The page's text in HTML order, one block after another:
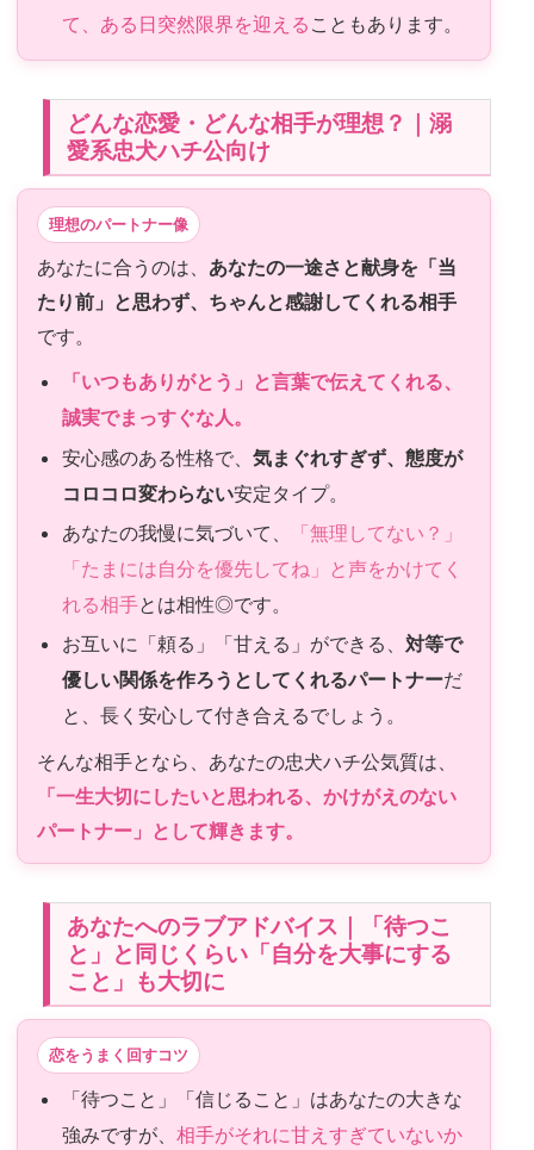
て、ある日突然限界を迎える こともあります。
どんな恋愛・どんな相手が理想？｜溺
愛系忠犬ハチ公向け
理想のパートナー像
あなたに合うのは、 あなたの一途さと献身を「当
たり前」と思わず、ちゃんと感謝してくれる相手
です。
「いつもありがとう」と言葉で伝えてくれる、
誠実でまっすぐな人。
安心感のある性格で、気まぐれすぎず、態度が
コロコロ変わらない安定タイプ。
あなたの我慢に気づいて、
「無理してない？」
「たまには自分を優先してね」と声をかけてく
れる相手とは相性◎です。
お互いに「頼る」「甘える」ができる、対等で
優しい関係を作ろうとしてくれるパートナーだ
と、長く安心して付き合えるでしょう。
そんな相手となら、あなたの忠犬ハチ公気質は、
「一生大切にしたいと思われる、かけがえのない
パートナー」として輝きます。
あなたへのラブアドバイス｜「待つこ
と」と同じくらい「自分を大事にする
こと」も大切に
恋をうまく回すコツ
「待つこと」「信じること」はあなたの大きな
強みですが、相手がそれに甘えすぎていないか